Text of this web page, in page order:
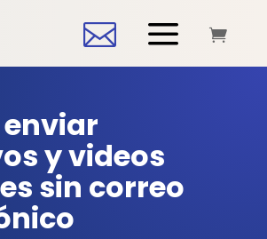
 a 
y videos
sin correo